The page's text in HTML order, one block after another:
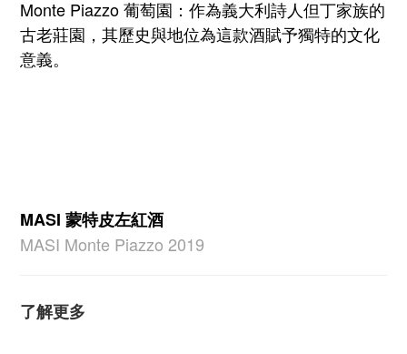
Monte Piazzo 葡萄園：作為義大利詩人但丁家族的
古老莊園，其歷史與地位為這款酒賦予獨特的文化
意義。
MASI 蒙特皮左紅酒
MASI Monte Piazzo 2019
了解更多